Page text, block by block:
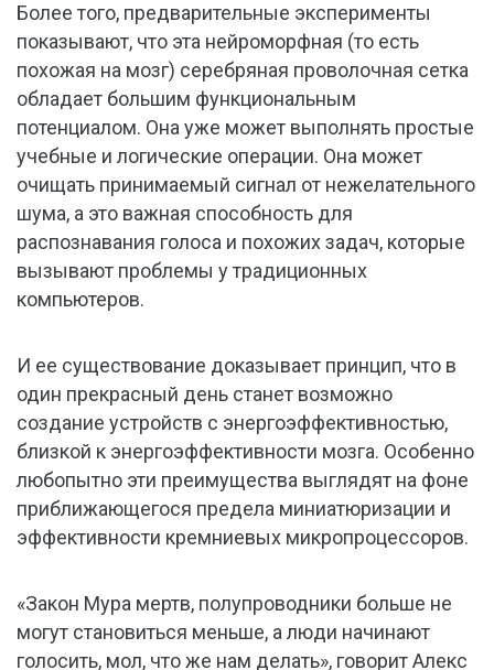
Более того, предварительные эксперименты
показывают, что эта нейроморфная (то есть
похожая на мозг) серебряная проволочная сетка
обладает большим функциональным
потенциалом. Она уже может выполнять простые
учебные и логические операции. Она может
очищать принимаемый сигнал от нежелательного
шума, а это важная способность для
распознавания голоса и похожих задач, которые
вызывают проблемы у традиционных
компьютеров.
И ее существование доказывает принцип, что в
один прекрасный день станет возможно
создание устройств с энергоэффективностью,
близкой к энергоэффективности мозга. Особенно
любопытно эти преимущества выглядят на фоне
приближающегося предела миниатюризации и
эффективности кремниевых микропроцессоров.
«Закон Мура мертв, полупроводники больше не
могут становиться меньше, а люди начинают
голосить, мол, что же нам делать», говорит Алекс